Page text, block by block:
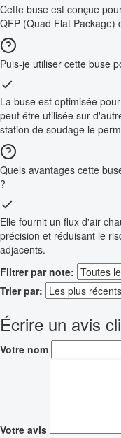
Cette buse est conçue
QFP (Quad Flat Package)
Puis-je utiliser cette buse
La buse est optimisée
peut être utilisée sur
station de soudage le
Quels avantages cette
?
Elle fournit un flux d'air
précision et réduisant le
adjacents.
Filtrer par note:
Trier par:
Écrire un avis
Votre nom
Votre avis